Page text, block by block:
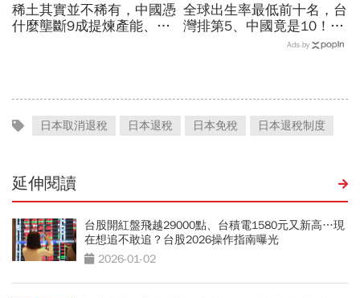
稀土其實並不稀有，中國憑
什麼壟斷9成提煉產能、掐
全球出生率最低前十名，台
灣排第5、中國竟是10！亞
洲4國入榜「無聲危機」，
Ads by
日本取消退稅 日本退稅 日本免稅 日本退稅制度
延伸閱讀
台股開紅盤飛越29000點、台積電1580元又新高…現
在想追不敢追？台股2026操作指南曝光
2026-01-02